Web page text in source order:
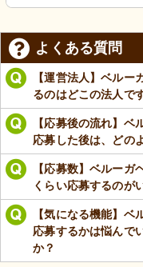
よくある質問
【運営法人】ベルー
るのはどこの法人で
【応募後の流れ】
応募した後は、どの
【応募数】ベルー
くらい応募するのが
【気になる機能】ベ
応募するかは悩んで
か？